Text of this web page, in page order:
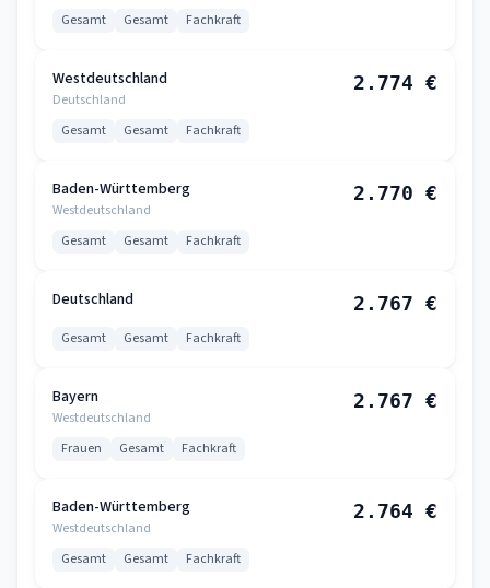
Gesamt Gesamt Fachkraft
Westdeutschland
Deutschland
2.774 €
Gesamt Gesamt Fachkraft
Baden-Württemberg
Westdeutschland
2.770 €
Gesamt Gesamt Fachkraft
Deutschland 2.767 €
Gesamt Gesamt Fachkraft
Bayern
Westdeutschland
2.767 €
Frauen Gesamt Fachkraft
Baden-Württemberg
Westdeutschland
2.764 €
Gesamt Gesamt Fachkraft